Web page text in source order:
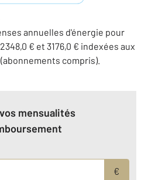
annuelles d'énergie pour
€ et 3176,0 € indexées aux
compris).
mensualités
€